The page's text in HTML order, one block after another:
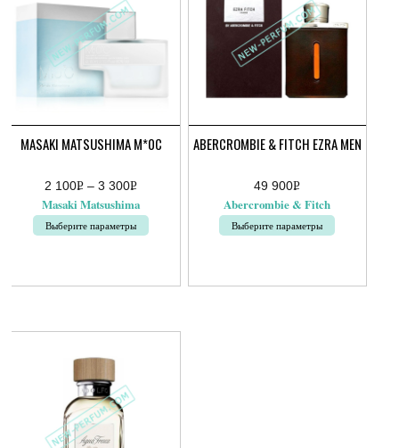
MASAKI MATSUSHIMA М*0C
2 100Р
УБ.
– 3 300Р
Диапазон
100руб.
Masaki Matsushima
Выберите параметры
имеет
Опции
ABERCROMBIE & FITCH EZRA MEN
49 900Р
УБ.
Abercrombie & Fitch
Выберите параметры
имеет